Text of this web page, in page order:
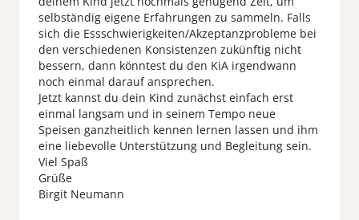
selbständig eigene Erfahrungen zu sammeln. Falls
sich die Essschwierigkeiten/Akzeptanzprobleme bei
den verschiedenen Konsistenzen zukünftig nicht
bessern, dann könntest du den KiA irgendwann
noch einmal darauf ansprechen.
Jetzt kannst du dein Kind zunächst einfach erst
einmal langsam und in seinem Tempo neue
Speisen ganzheitlich kennen lernen lassen und ihm
eine liebevolle Unterstützung und Begleitung sein.
Viel Spaß
Grüße
Birgit Neumann